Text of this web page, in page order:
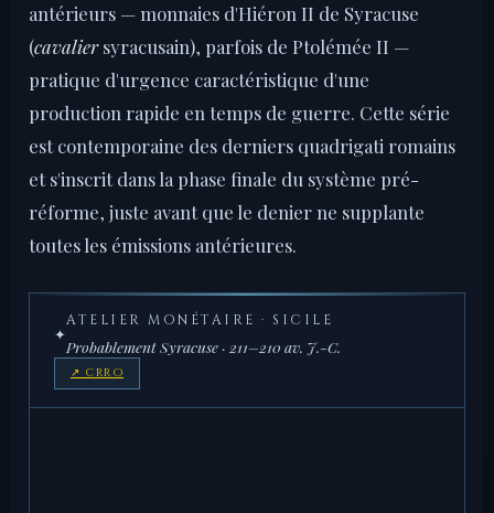
antérieurs — monnaies d'Hiéron II de Syracuse
(cavaliersyracusain), parfois de Ptolémée II —
pratique d'urgence caractéristique d'une
production rapide en temps de guerre. Cette série
est contemporaine des derniers quadrigati romains
et s'inscrit dans la phase finale du système pré-
réforme, juste avant que le denier ne supplante
toutes les émissions antérieures.
✦
ATELIER MONÉTAIRE · SICILE
Probablement Syracuse · 211–210 av. J.-C.
↗ CRRO